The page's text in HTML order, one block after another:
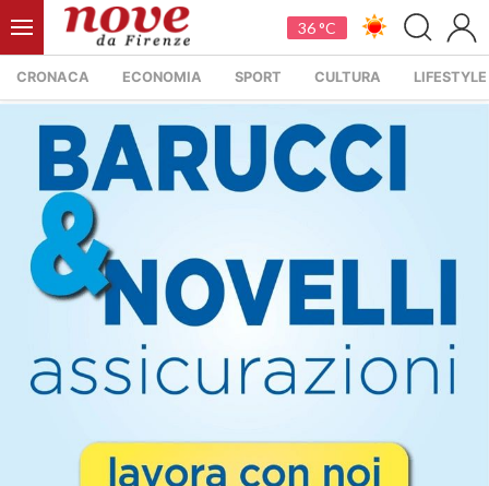
36 °C
CRONACA ECONOMIA SPORT CULTURA LIFESTYLE